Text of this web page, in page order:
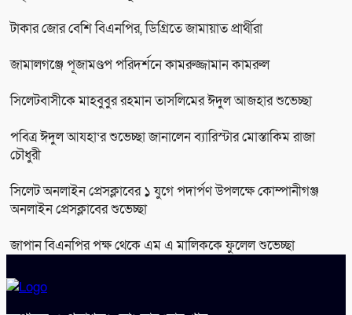
টাকার জোর বেশি বিএনপির, ডিগ্রিতে জামায়াত প্রার্থীরা
জামালগঞ্জে পূজামণ্ডপ পরিদর্শনে কামরুজ্জামান কামরুল
সিলেটবাসীকে মাহবুবুর রহমান তাসলিমের ঈদুল আজহার শুভেচ্ছা
পবিত্র ঈদুল আযহা‘র শুভেচ্ছা জানালেন ব্যারিস্টার মোস্তাকিম রাজা
চৌধুরী
সিলেট অনলাইন প্রেসক্লাবের ১ যুগে পদার্পণ উপলক্ষে কোম্পানীগঞ্জ
অনলাইন প্রেসক্লাবের শুভেচ্ছা
জাপান বিএনপির পক্ষ থেকে এম এ মালিককে ফুলেল শুভেচ্ছা